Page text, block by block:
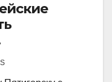
жителю